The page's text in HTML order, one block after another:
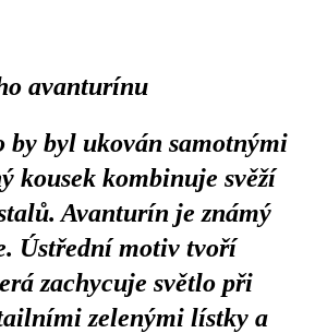
avanturínu
by byl ukován samotnými
kousek kombinuje svěží
Avanturín je známý
Ústřední motiv tvoří
zachycuje světlo při
zelenými lístky a